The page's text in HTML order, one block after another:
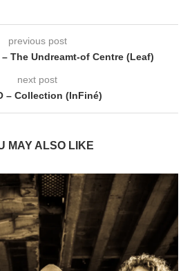
previous post
– The Undreamt-of Centre (Leaf)
next post
– Collection (InFiné)
MAY ALSO LIKE